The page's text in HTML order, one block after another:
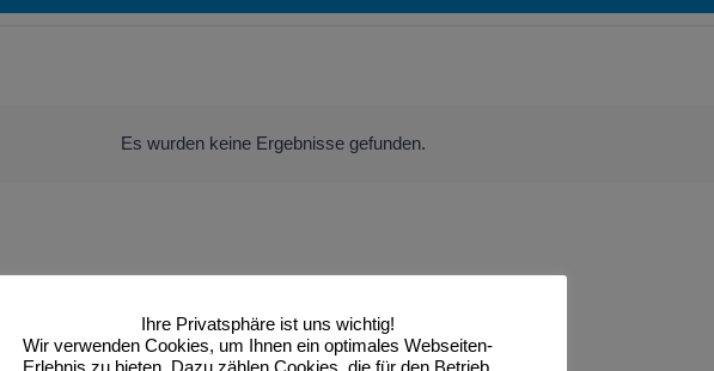
Es wurden keine Ergebnisse gefunden.
Ihre Privatsphäre ist uns wichtig!
Wir verwenden Cookies, um Ihnen ein optimales Webseiten-
Erlebnis zu bieten. Dazu zählen Cookies, die für den Betrieb